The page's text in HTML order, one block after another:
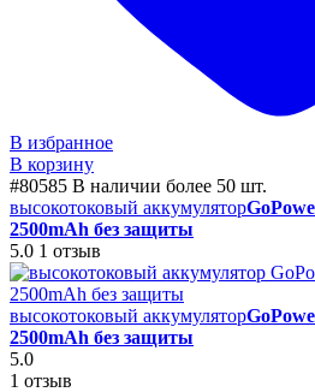
В избранное
В корзину
#80585 В наличии более 50 шт.
высокотоковый аккумулятор
2500mAh без защиты
5.0 1 отзыв
высокотоковый аккумулятор
2500mAh без защиты
5.0
1 отзыв